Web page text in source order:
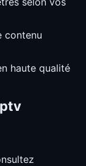
contenu
haute qualité